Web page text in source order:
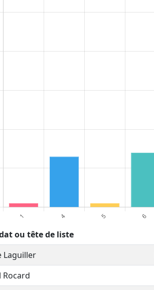
ou tête de liste
Laguiller
Rocard